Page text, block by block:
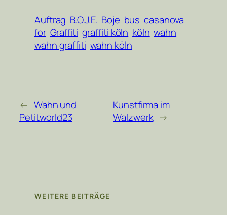
Auftrag B.O.J.E. Boje bus casanova
for Graffiti graffiti köln köln wahn
wahn graffiti wahn köln
← Wahn und
Petitworld23
Kunstfirma im
Walzwerk →
WEITERE BEITRÄGE